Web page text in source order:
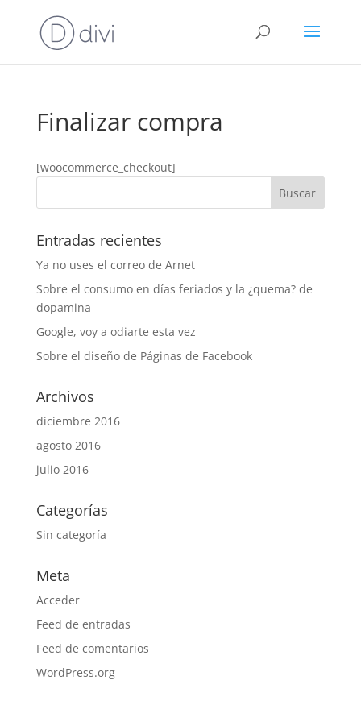
Finalizar compra
[woocommerce_checkout]
Entradas recientes
Ya no uses el correo de Arnet
Sobre el consumo en días feriados y la ¿quema? de
dopamina
Google, voy a odiarte esta vez
Sobre el diseño de Páginas de Facebook
Archivos
diciembre 2016
agosto 2016
julio 2016
Categorías
Sin categoría
Meta
Acceder
Feed de entradas
Feed de comentarios
WordPress.org